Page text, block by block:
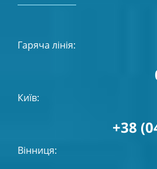
Гаряча лінія:
Київ:
+38
Вінниця: